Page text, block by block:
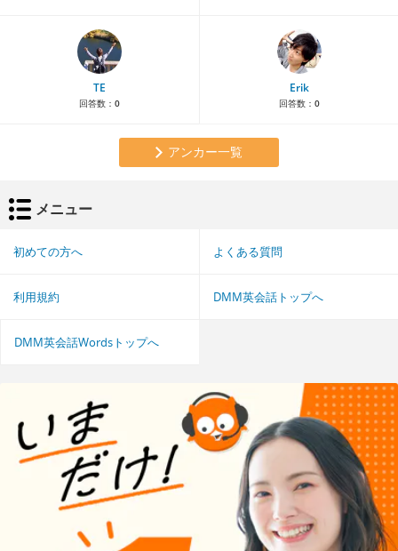
TE
回答数： 0
Erik
回答数： 0
アンカー一覧
メニュー
初めての方へ よくある質問
利用規約 DMM英会話トップへ
DMM英会話Wordsトップへ